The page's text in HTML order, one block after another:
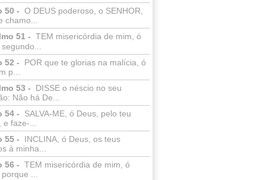
50 - O DEUS poderoso, o SENHOR,
chamo...
51 - TEM misericórdia de mim, ó
52 -
POR que te glorias na malícia, ó
p...
53 -
DISSE o néscio no seu
Não há De...
54 -
SALVA-ME, ó Deus, pelo teu
e faze-...
55 -
INCLINA, ó Deus, os teus
à minha...
56 - TEM misericórdia de mim, ó
porque ...